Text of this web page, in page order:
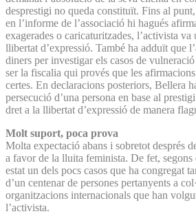
desprestigi no queda constituït. Fins al
en l’informe de l’associació hi hagués
exagerades o caricaturitzades, l’activista
llibertat d’expressió. També ha adduït que
diners per investigar els casos de
ser la fiscalia qui provés que les
certes. En declaracions posteriors, Bellera
persecució d’una persona en base al
dret a la llibertat d’expressió de manera
Molt suport, poca prova
Molta expectació abans i sobretot després
a favor de la lluita feminista. De fet, segons
estat un dels pocs casos que ha congregat
d’un centenar de persones pertanyents a
organitzacions internacionals que han
l’activista.